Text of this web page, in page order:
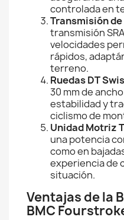
controlada en
Transmisión
transmisión
velocidades
rápidos,
terreno.
Ruedas DT
30 mm de
estabilidad y
ciclismo de
Unidad Motriz
una potencia
como en
experiencia de
situación.
Ventajas de la
BMC